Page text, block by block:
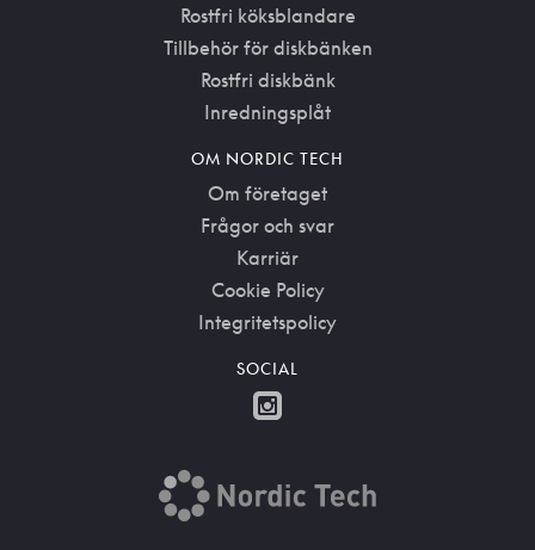
Rostfri köksblandare
Tillbehör för diskbänken
Rostfri diskbänk
Inredningsplåt
OM NORDIC TECH
Om företaget
Frågor och svar
Karriär
Cookie Policy
Integritetspolicy
SOCIAL